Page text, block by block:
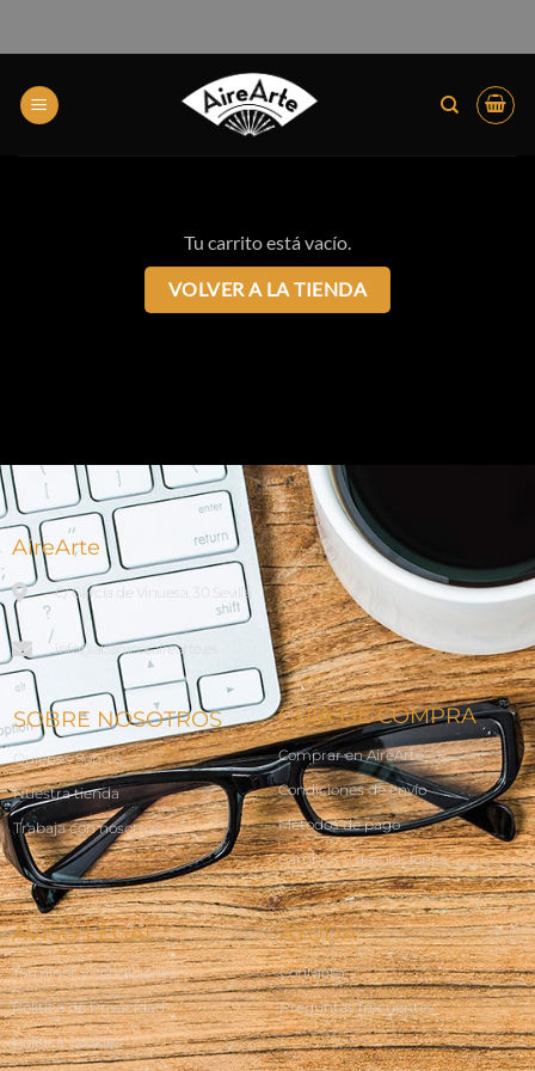
Tu carrito está vacío.
VOLVER A LA TIENDA
AireArte
C/ García de Vinuesa, 30 Sevilla
info@abanicosairearte.es
SOBRE NOSOTROS
Quienes Somos
Nuestra tienda
Trabaja con nosotros
GUÍA DE COMPRA
Comprar en AireArte
Condiciones de envío
Métodos de pago
Cambios y devoluciones
AVISO LEGAL
Terminos y condiciones
Política de Privacidad
Política Cookies
AYUDA
Contacto
Preguntas frecuentes